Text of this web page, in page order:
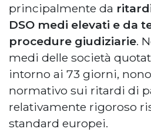
principalmente da
DSO medi elevati e da
procedure giudiziarie.
medi delle società
intorno ai 73 giorni,
normativo sui ritardi di
relativamente rigoroso
standard europei.